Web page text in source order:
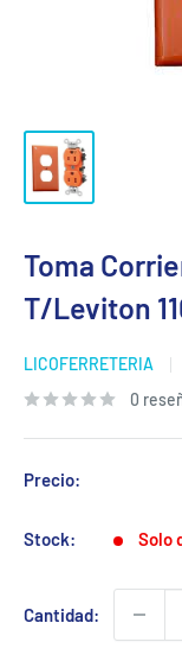
Toma
T/Leviton
LICOFERRETERIA
0
Precio:
Stock: Solo
Cantidad: